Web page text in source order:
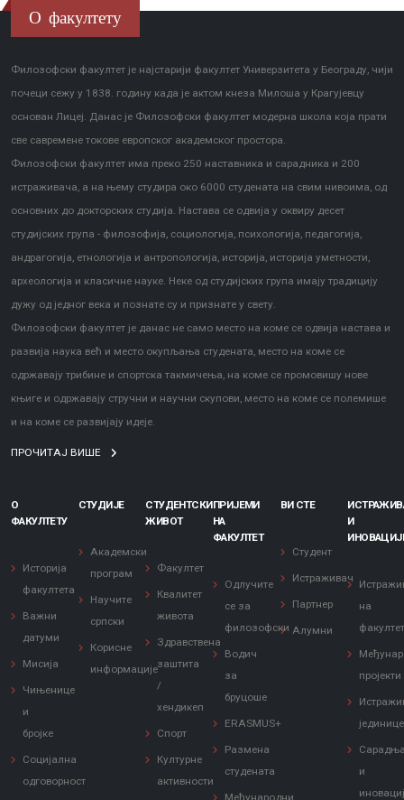
О факултету
Филозофски факултет је најстарији факултет Универзитета у Београду, чији
почеци сежу у 1838. годину када је актом кнеза Милоша у Крагујевцу
основан Лицеј. Данас је Филозофски факултет модерна школа која прати
све савремене токове европског академског простора.
Филозофски факултет има преко 250 наставника и сарадника и 200
истраживача, а на њему студира око 6000 студената на свим нивоима, од
основних до докторских студија. Настава се одвија у оквиру десет
студијских група - филозофија, социологија, психологија, педагогија,
андрагогија, етнологија и антропологија, историја, историја уметности,
археологија и класичне науке. Неке од студијских група имају традицију
дужу од једног века и познате су и признате у свету.
Филозофски факултет је данас не само место на коме се одвија настава и
развија наука већ и место окупљања студената, место на коме се
одржавају трибине и спортска такмичења, на коме се промовишу нове
књиге и одржавају стручни и научни скупови, место на коме се полемише
и на коме се развијају идеје.
ПРОЧИТАЈ ВИШЕ
О
ФАКУЛТЕТУ
Историја
факултета
Важни
датуми
Мисија
Чињенице
и
бројке
Социјална
одговорност
СТУДИЈЕ
Академски
програм
Научите
српски
Корисне
информације
СТУДЕНТСКИ
ЖИВОТ
Факултет
Квалитет
живота
Здравствена
заштита
/
хендикеп
Спорт
Културне
активности
ПРИЈЕМИ
НА
ФАКУЛТЕТ
Одлучите
се за
филозофски
Водич
за
бруцоше
ERASMUS+
Размена
студената
Међународни
ВИ СТЕ
Студент
Истраживач
Партнер
Алумни
И
на
пројекти
јединице
и